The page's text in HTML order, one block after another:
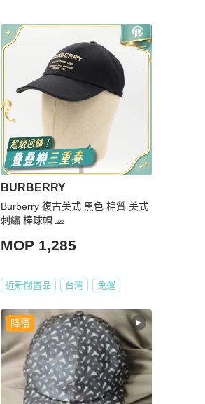
BURBERRY
Burberry 復古美式 黑色 棉質 美式
刺繡 棒球帽 🧢
MOP 1,285
近新閒置品 台灣 免運
降價